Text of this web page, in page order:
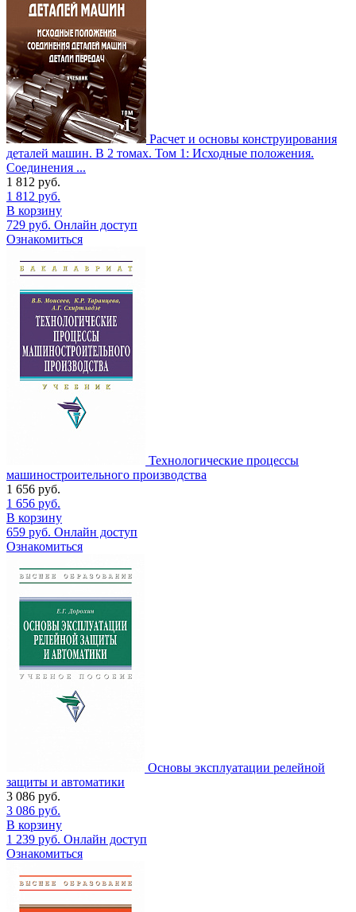
Расчет и основы конструирования
деталей машин. В 2 томах. Том 1: Исходные положения.
Соединения ...
1 812 руб.
1 812 руб.
В корзину
729 руб. Онлайн доступ
Ознакомиться
Технологические процессы
машиностроительного производства
1 656 руб.
1 656 руб.
В корзину
659 руб. Онлайн доступ
Ознакомиться
Основы эксплуатации релейной
защиты и автоматики
3 086 руб.
3 086 руб.
В корзину
1 239 руб. Онлайн доступ
Ознакомиться